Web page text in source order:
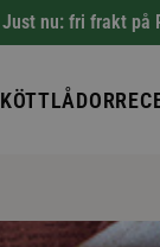
Just nu: fri frakt på
KÖTTLÅDOR